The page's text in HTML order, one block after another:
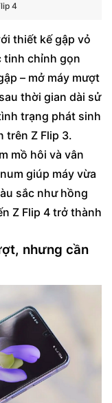
4
thiết kế gập vỏ
tinh chỉnh gọn
– mở máy mượt
thời gian dài sử
trạng phát sinh
trên Z Flip 3.
mồ hôi và vân
giúp máy vừa
sắc như hồng
Z Flip 4 trở thành
nhưng cần